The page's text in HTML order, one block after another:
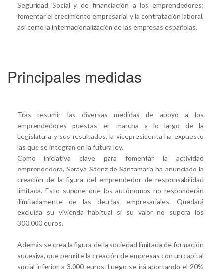
Seguridad Social y de financiación a los emprendedores;
fomentar el crecimiento empresarial y la contratación laboral,
así como la internacionalización de las empresas españolas.
Principales medidas
Tras resumir las diversas medidas de apoyo a los
emprendedores puestas en marcha a lo largo de la
Legislatura y sus resultados, la vicepresidenta ha expuesto
las que se integran en la futura ley.
Como iniciativa clave para fomentar la actividad
emprendedora, Soraya Sáenz de Santamaría ha anunciado la
creación de la figura del emprendedor de responsabilidad
limitada. Esto supone que los autónomos no responderán
ilimitadamente de las deudas empresariales. Quedará
excluida su vivienda habitual si su valor no supera los
300.000 euros.
Además se crea la figura de la sociedad limitada de formación
sucesiva, que permite la creación de empresas con un capital
social inferior a 3.000 euros. Luego se irá aportando el 20%